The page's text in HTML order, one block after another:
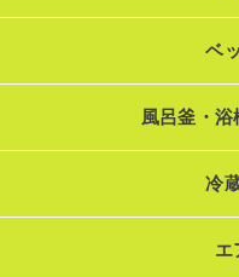
ベ
風呂釜・
冷
エ